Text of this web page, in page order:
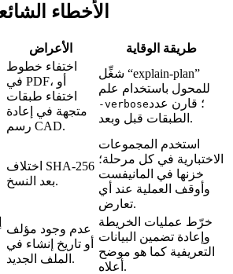
الأخطاء
الأعراض
طريقة الوقاية
اختفاء خطوط
في PDF، أو
اختفاء طبقات
متجهة في إعادة
رسم CAD.
شغِّل “explain‑plan”
للمحول باستخدام علم
‑verbose؛ قارن عدد
الطبقات قبل وبعد.
اختلاف SHA‑256
بعد النسخ.
استخدم المجموعات
الاختبارية في كل مرحلة؛
خزنها في المانيفست
وأوقف العملية عند أي
تعارض.
عدم وجود مؤلف
أو تاريخ إنشاء في
الملف الجديد.
خرّط عمليات الخريطة
وإعادة تضمين البيانات
التعريفية كما هو موضح
أعلاه.